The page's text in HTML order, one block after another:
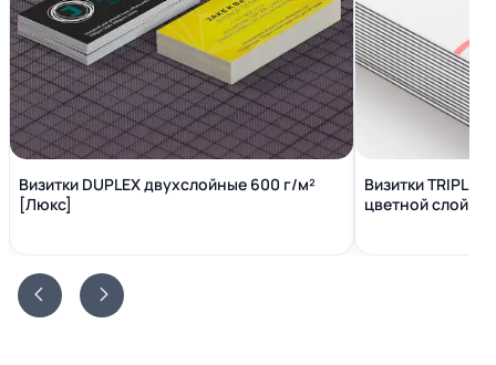
Визитки DUPLEX двухслойные 600 г/м²
[Люкс]
Визитки
цветной слой